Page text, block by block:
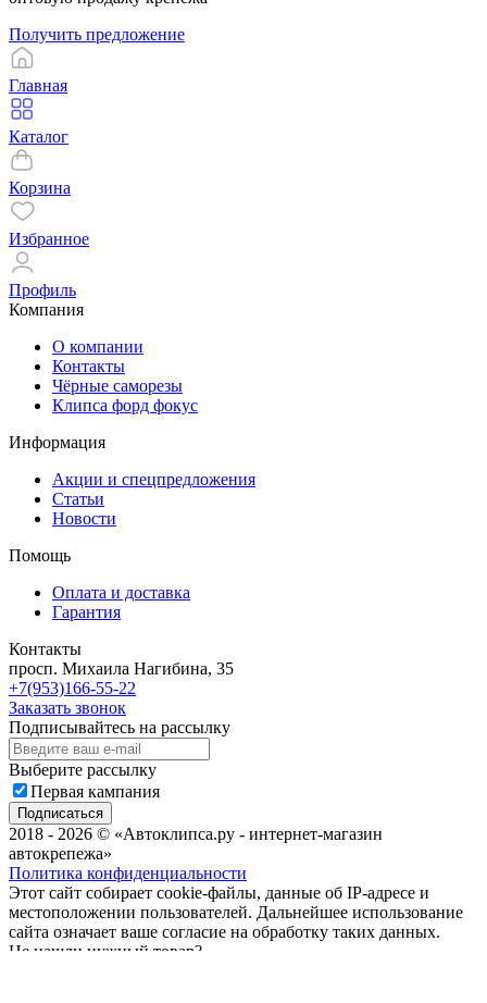
Получить предложение
Главная
Каталог
Корзина
Избранное
Профиль
Компания
О компании
Контакты
Чёрные саморезы
Клипса форд фокус
Информация
Акции и спецпредложения
Статьи
Новости
Помощь
Оплата и доставка
Гарантия
Контакты
просп. Михаила Нагибина, 35
+7(953)166-55-22
Заказать звонок
Подписывайтесь на рассылку
Выберите рассылку
Первая кампания
Подписаться
2018 - 2026 © «Автоклипса.ру - интернет-магазин
автокрепежа»
Политика конфиденциальности
Этот сайт собирает cookie-файлы, данные об IP-адресе и
местоположении пользователей. Дальнейшее использование
сайта означает ваше согласие на обработку таких данных.
Не нашли нужный товар?